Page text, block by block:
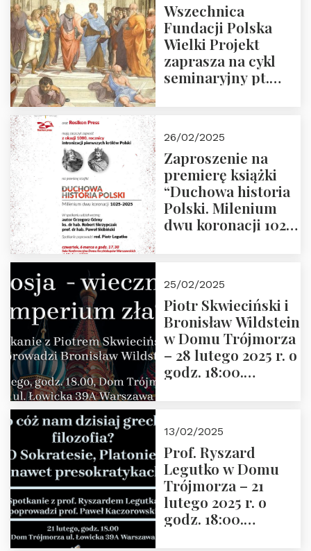
Wszechnica
Fundacji Polska
Wielki Projekt
zaprasza na cykl
seminaryjny pt.
26/02/2025
Zaproszenie na
premierę książki
“Duchowa historia
Polski. Milenium
dwu koronacji 1025-
2025 r. godz. 17:30,
DAW ul. Miodowa
17/19
25/02/2025
Piotr Skwieciński i
Bronisław Wildstein
w Domu Trójmorza
– 28 lutego 2025 r. o
godz. 18:00.
13/02/2025
Prof. Ryszard
Legutko w Domu
Trójmorza – 21
lutego 2025 r. o
godz. 18:00.